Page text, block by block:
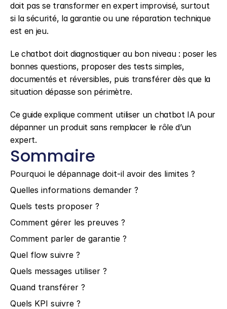
doit pas se transformer en expert improvisé, surtout
si la sécurité, la garantie ou une réparation technique
est en jeu.
Le chatbot doit diagnostiquer au bon niveau : poser les
bonnes questions, proposer des tests simples,
documentés et réversibles, puis transférer dès que la
situation dépasse son périmètre.
Ce guide explique comment utiliser un chatbot IA pour
dépanner un produit sans remplacer le rôle d’un
expert.
Sommaire
Pourquoi le dépannage doit-il avoir des limites ?
Quelles informations demander ?
Quels tests proposer ?
Comment gérer les preuves ?
Comment parler de garantie ?
Quel flow suivre ?
Quels messages utiliser ?
Quand transférer ?
Quels KPI suivre ?